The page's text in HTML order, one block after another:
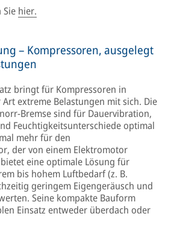
Sie hier.
– Kompressoren, ausgelegt
bringt für Kompressoren in
extreme Belastungen mit sich. Die
Bremse sind für Dauervibration,
Feuchtigkeitsunterschiede optimal
mehr für den
der von einem Elektromotor
eine optimale Lösung für
bis hohem Luftbedarf (z. B.
geringem Eigengeräusch und
Seine kompakte Bauform
Einsatz entweder überdach oder